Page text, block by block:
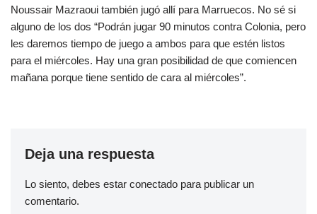
Noussair Mazraoui también jugó allí para Marruecos. No sé si
alguno de los dos “Podrán jugar 90 minutos contra Colonia, pero
les daremos tiempo de juego a ambos para que estén listos
para el miércoles. Hay una gran posibilidad de que comiencen
mañana porque tiene sentido de cara al miércoles”.
Deja una respuesta
Lo siento, debes estar conectado para publicar un
comentario.